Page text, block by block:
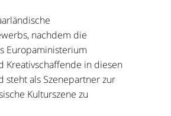
nachdem die
Europaministerium
Kreativschaffende in diesen
steht als Szenepartner zur
Kulturszene zu